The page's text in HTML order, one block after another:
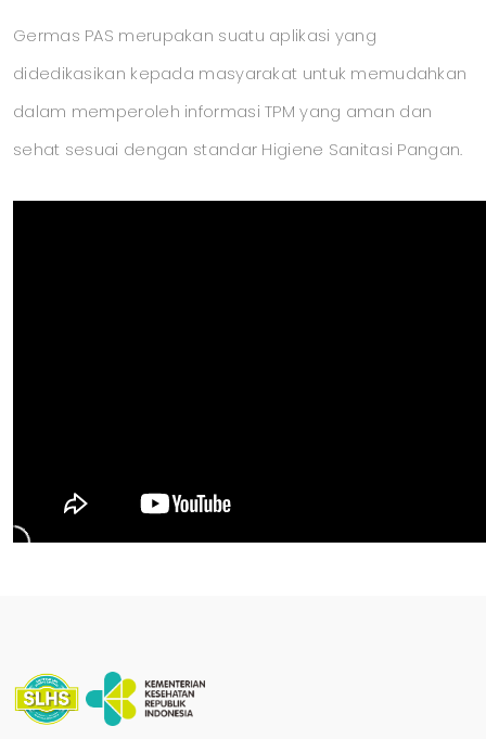
Germas PAS merupakan suatu aplikasi yang
didedikasikan kepada masyarakat untuk memudahkan
dalam memperoleh informasi TPM yang aman dan
sehat sesuai dengan standar Higiene Sanitasi Pangan.